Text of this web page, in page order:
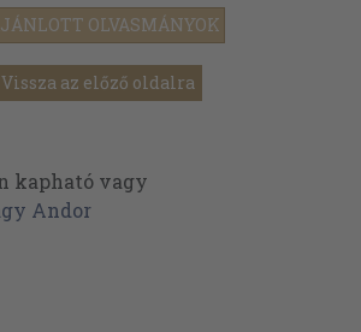
OLVASMÁNYOK
Vissza az előző oldalra
kapható vagy
Andor